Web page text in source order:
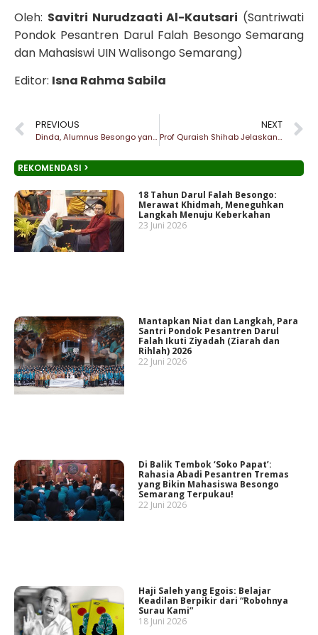
Oleh: Savitri Nurudzaati Al-Kautsari (Santriwati
Pondok Pesantren Darul Falah Besongo Semarang
dan Mahasiswi UIN Walisongo Semarang)
Editor: Isna Rahma Sabila
PREVIOUS
Dinda, Alumnus Besongo yang Menjuarai Kompetisi Bisnis Digital
NEXT
Prof Quraish Shihab Jelaskan Syarat Menjadi Mufassir Qur’an
REKOMENDASI >
18 Tahun Darul Falah Besongo:
Merawat Khidmah, Meneguhkan
Langkah Menuju Keberkahan
23 Juni 2026
Mantapkan Niat dan Langkah, Para
Santri Pondok Pesantren Darul
Falah Ikuti Ziyadah (Ziarah dan
Rihlah) 2026
22 Juni 2026
Di Balik Tembok ‘Soko Papat’:
Rahasia Abadi Pesantren Tremas
yang Bikin Mahasiswa Besongo
Semarang Terpukau!
22 Juni 2026
Haji Saleh yang Egois: Belajar
Keadilan Berpikir dari “Robohnya
Surau Kami”
18 Juni 2026